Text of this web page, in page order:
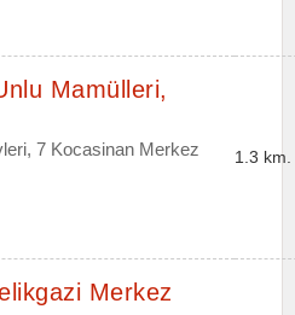
Mamülleri,
7 Kocasinan Merkez
1.3 km.
Merkez